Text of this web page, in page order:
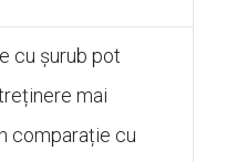
cu șurub pot
mai
comparație cu